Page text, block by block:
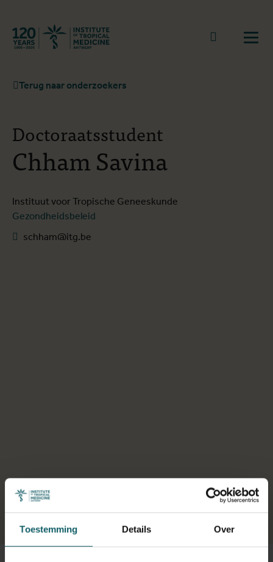
Toestemming Details Over
Terug naar start
Naar
Terug naar onderzoekers
Chham Savina
Doctoraatsstudent
Instituut voor Tropische Geneeskunde
Gezondheidsbeleid
schham@itg.be
Selecteer een tabblad